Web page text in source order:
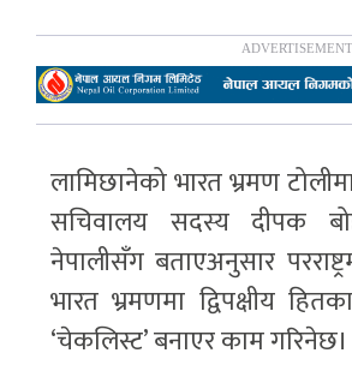
लामिछानेको भारत भ्रमण
सचिवालय सदस्य दीपक
नेपालीसँग बताएअनुसार
भारत भ्रमणमा द्विपक्षीय
‘चेकलिस्ट’ बनाएर काम गरिनेछ।